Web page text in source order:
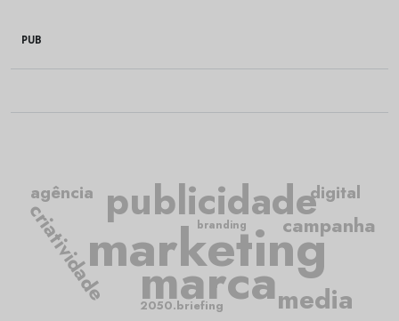
PUB
marketing
publicidade
marca
criatividade campanha
media
agência digital
2050.briefing
branding